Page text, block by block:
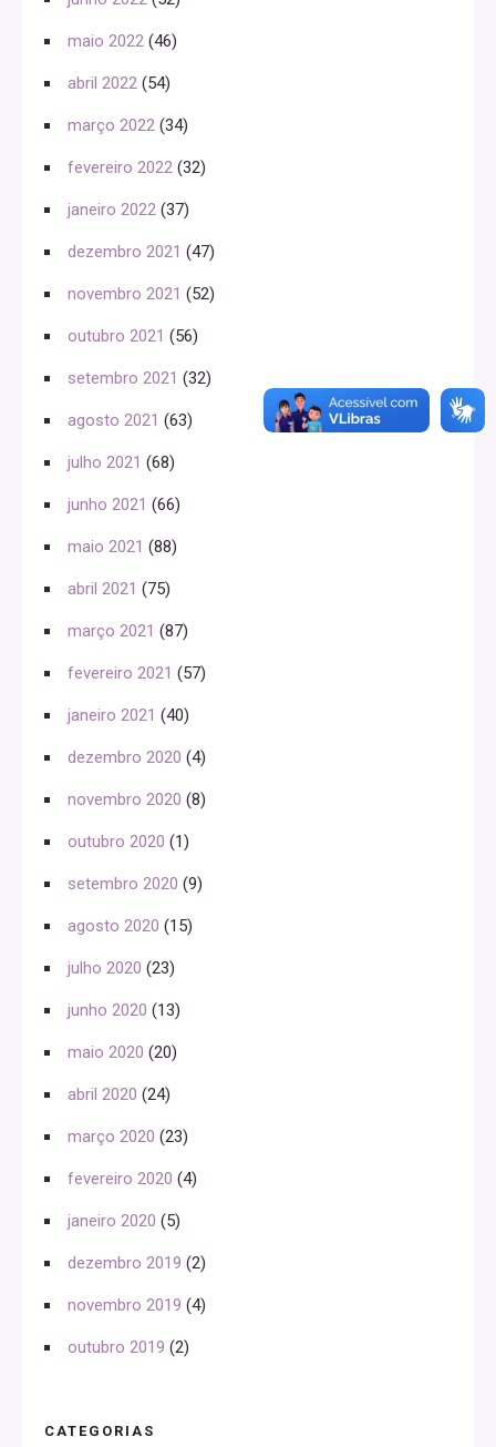
maio 2022 (46)
abril 2022 (54)
março 2022 (34)
fevereiro 2022 (32)
janeiro 2022 (37)
dezembro 2021 (47)
novembro 2021 (52)
outubro 2021 (56)
setembro 2021 (32)
agosto 2021 (63)
julho 2021 (68)
junho 2021 (66)
maio 2021 (88)
abril 2021 (75)
março 2021 (87)
fevereiro 2021 (57)
janeiro 2021 (40)
dezembro 2020 (4)
novembro 2020 (8)
outubro 2020 (1)
setembro 2020 (9)
agosto 2020 (15)
julho 2020 (23)
junho 2020 (13)
maio 2020 (20)
abril 2020 (24)
março 2020 (23)
fevereiro 2020 (4)
janeiro 2020 (5)
dezembro 2019 (2)
novembro 2019 (4)
outubro 2019 (2)
CATEGORIAS